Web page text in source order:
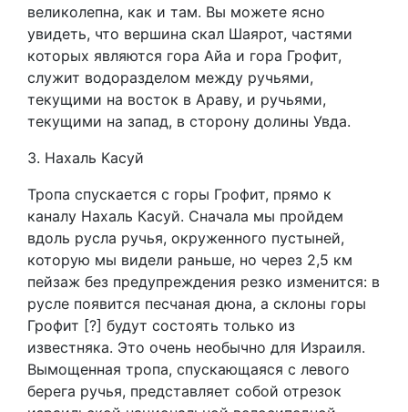
великолепна, как и там. Вы можете ясно
увидеть, что вершина скал Шаярот, частями
которых являются гора Айа и гора Грофит,
служит водоразделом между ручьями,
текущими на восток в Араву, и ручьями,
текущими на запад, в сторону долины Увда.
3. Нахаль Касуй
Тропа спускается с горы Грофит, прямо к
каналу Нахаль Касуй. Сначала мы пройдем
вдоль русла ручья, окруженного пустыней,
которую мы видели раньше, но через 2,5 км
пейзаж без предупреждения резко изменится: в
русле появится песчаная дюна, а склоны горы
Грофит [?] будут состоять только из
известняка. Это очень необычно для Израиля.
Вымощенная тропа, спускающаяся с левого
берега ручья, представляет собой отрезок